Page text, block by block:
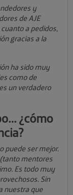
y
de AJE
a pedidos,
gracias a la
ha sido muy
como de
un verdadero
¿cómo
puede ser mejor.
mentores
Es todo muy
Sin
nuestra que